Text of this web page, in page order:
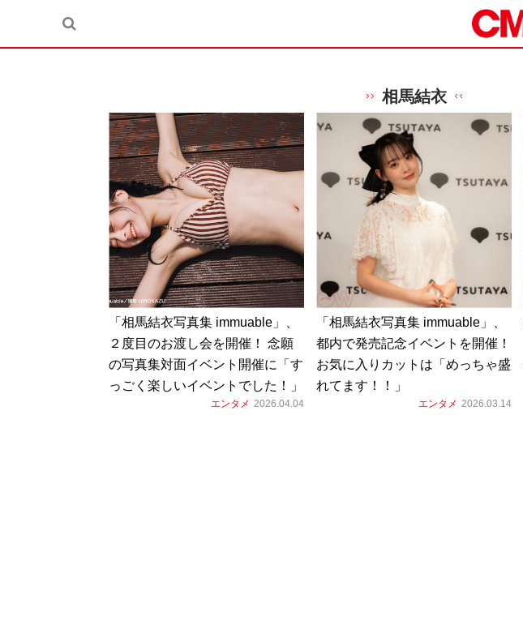
相馬結衣
「相馬結衣写真集 immuable」、
２度目のお渡し会を開催！ 念願
の写真集対面イベント開催に「す
っごく楽しいイベントでした！」
エンタメ 2026.04.04
「相馬結衣写真集 immuable」、
都内で発売記念イベントを開催！
お気に入りカットは「めっちゃ盛
れてます！！」
エンタメ 2026.03.14